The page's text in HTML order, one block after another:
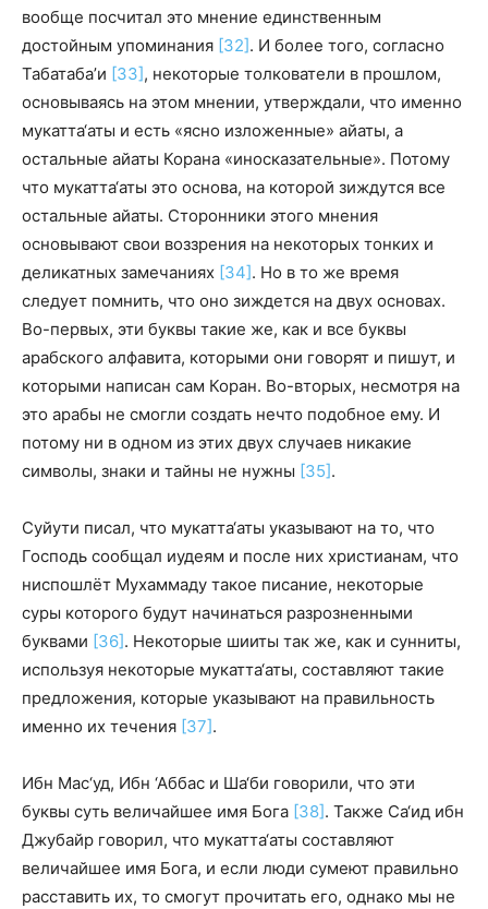
вообще посчитал это мнение единственным
достойным упоминания [32]. И более того, согласно
Табатаба’и [33], некоторые толкователи в прошлом,
основываясь на этом мнении, утверждали, что именно
мукатта‘аты и есть «ясно изложенные» айаты, а
остальные айаты Корана «иносказательные». Потому
что мукатта‘аты это основа, на которой зиждутся все
остальные айаты. Сторонники этого мнения
основывают свои воззрения на некоторых тонких и
деликатных замечаниях [34]. Но в то же время
следует помнить, что оно зиждется на двух основах.
Во-первых, эти буквы такие же, как и все буквы
арабского алфавита, которыми они говорят и пишут, и
которыми написан сам Коран. Во-вторых, несмотря на
это арабы не смогли создать нечто подобное ему. И
потому ни в одном из этих двух случаев никакие
символы, знаки и тайны не нужны [35].
Суйути писал, что мукатта‘аты указывают на то, что
Господь сообщал иудеям и после них христианам, что
ниспошлёт Мухаммаду такое писание, некоторые
суры которого будут начинаться разрозненными
буквами [36]. Некоторые шииты так же, как и сунниты,
используя некоторые мукатта‘аты, составляют такие
предложения, которые указывают на правильность
именно их течения [37].
Ибн Мас‘уд, Ибн ‘Аббас и Ша‘би говорили, что эти
буквы суть величайшее имя Бога [38]. Также Са‘ид ибн
Джубайр говорил, что мукатта‘аты составляют
величайшее имя Бога, и если люди сумеют правильно
расставить их, то смогут прочитать его, однако мы не